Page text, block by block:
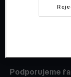
Platební
Podporujeme